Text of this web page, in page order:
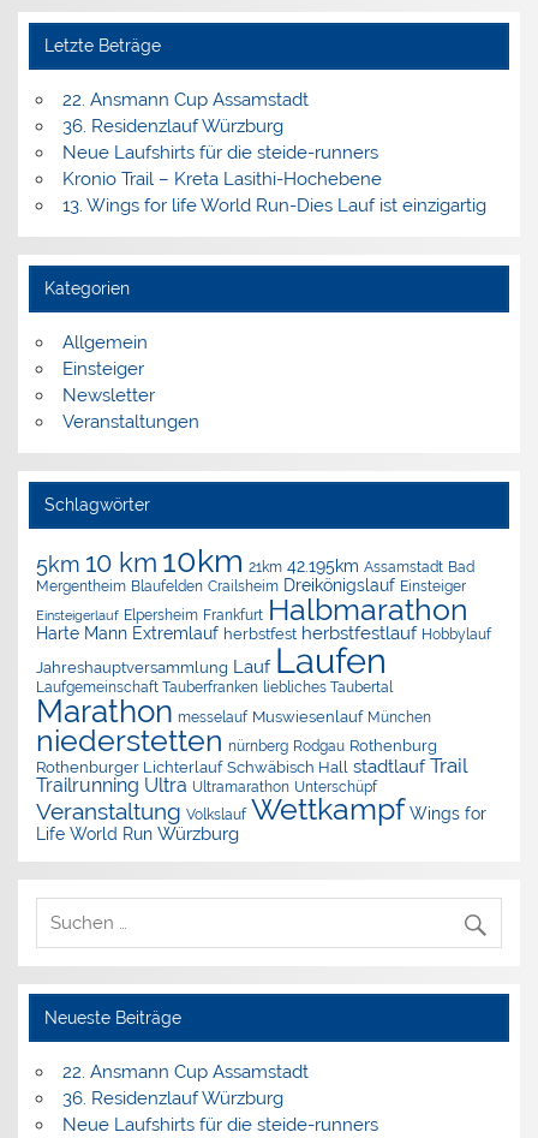
Letzte Beträge
22. Ansmann Cup Assamstadt
36. Residenzlauf Würzburg
Neue Laufshirts für die steide-runners
Kronio Trail – Kreta Lasithi-Hochebene
13. Wings for life World Run-Dies Lauf ist einzigartig
Kategorien
Allgemein
Einsteiger
Newsletter
Veranstaltungen
Schlagwörter
5km 10 km 10km 21km 42.195km Assamstadt Bad
Mergentheim Blaufelden Crailsheim Dreikönigslauf Einsteiger
Einsteigerlauf Elpersheim Frankfurt Halbmarathon
Harte Mann Extremlauf herbstfest herbstfestlauf Hobbylauf
Jahreshauptversammlung Lauf Laufen
Laufgemeinschaft Tauberfranken liebliches Taubertal
Marathon messelauf Muswiesenlauf München
niederstetten nürnberg Rodgau Rothenburg
Rothenburger Lichterlauf Schwäbisch Hall stadtlauf Trail
Trailrunning Ultra Ultramarathon Unterschüpf
Veranstaltung Volkslauf Wettkampf Wings for
Life World Run Würzburg
Neueste Beiträge
22. Ansmann Cup Assamstadt
36. Residenzlauf Würzburg
Neue Laufshirts für die steide-runners